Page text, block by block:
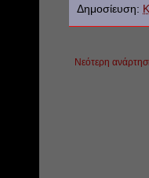
Δημοσίευση:
Νεότερη